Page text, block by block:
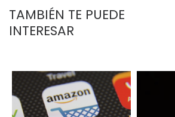
TAMBIÉN TE PUEDE
INTERESAR